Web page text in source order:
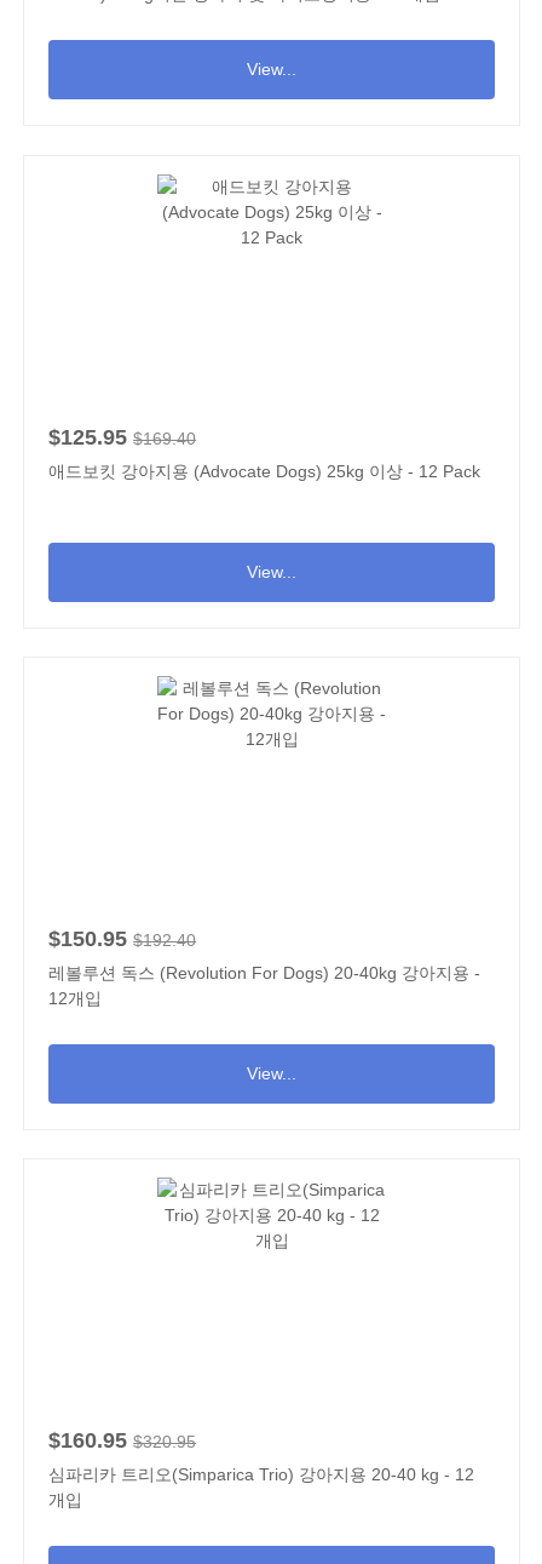
View...
$125.95 $169.40
애드보킷 강아지용 (Advocate Dogs) 25kg 이상 - 12 Pack
View...
$150.95 $192.40
레볼루션 독스 (Revolution For Dogs) 20-40kg 강아지용 -
12개입
View...
$160.95 $320.95
심파리카 트리오(Simparica Trio) 강아지용 20-40 kg - 12
개입